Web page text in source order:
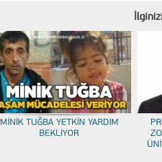
MİNİK TUĞBA YETKİN YARDIM
BEKLİYOR